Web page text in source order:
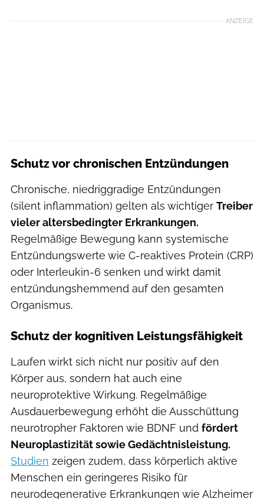
ANZEIGE
Schutz vor chronischen Entzündungen
Chronische, niedriggradige Entzündungen
(silent inflammation) gelten als wichtiger Treiber
vieler altersbedingter Erkrankungen.
Regelmäßige Bewegung kann systemische
Entzündungswerte wie C-reaktives Protein (CRP)
oder Interleukin-6 senken und wirkt damit
entzündungshemmend auf den gesamten
Organismus.
Schutz der kognitiven Leistungsfähigkeit
Laufen wirkt sich nicht nur positiv auf den
Körper aus, sondern hat auch eine
neuroprotektive Wirkung. Regelmäßige
Ausdauerbewegung erhöht die Ausschüttung
neurotropher Faktoren wie BDNF und fördert
Neuroplastizität sowie Gedächtnisleistung.
Studien zeigen zudem, dass körperlich aktive
Menschen ein geringeres Risiko für
neurodegenerative Erkrankungen wie Alzheimer